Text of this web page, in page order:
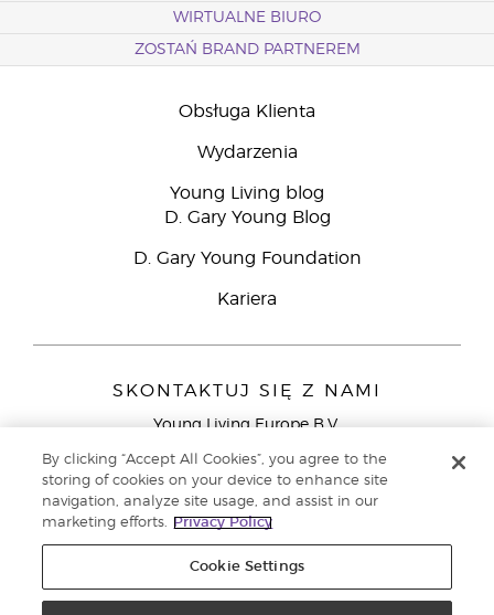
WIRTUALNE BIURO
ZOSTAŃ BRAND PARTNEREM
Obsługa Klienta
Wydarzenia
Young Living blog
D. Gary Young Blog
D. Gary Young Foundation
Kariera
SKONTAKTUJ SIĘ Z NAMI
Young Living Europe B.V.
9727 AJ Groningen
Young Living Europe Ltd - Europejska siedziba
główna:+44 (0) 20 3935 9000
By clicking “Accept All Cookies”, you agree to the
storing of cookies on your device to enhance site
navigation, analyze site usage, and assist in our
marketing efforts.
Privacy Policy
Cookie Settings